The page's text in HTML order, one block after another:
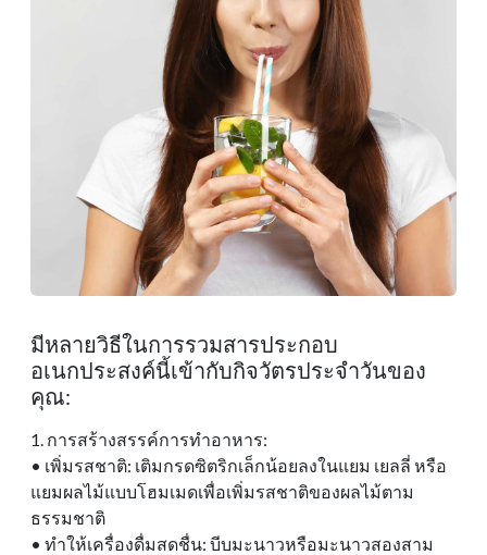
มีหลายวิธีในการรวมสารประกอบ
อเนกประสงค์นี้เข้ากับกิจวัตรประจําวันของ
คุณ:
1. การสร้างสรรค์การทําอาหาร:
• เพิ่มรสชาติ: เติมกรดซิตริกเล็กน้อยลงในแยม เยลลี่ หรือ
แยมผลไม้แบบโฮมเมดเพื่อเพิ่มรสชาติของผลไม้ตาม
ธรรมชาติ
• ทําให้เครื่องดื่มสดชื่น: บีบมะนาวหรือมะนาวสองสาม